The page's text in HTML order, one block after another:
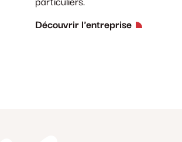
Découvrir l'entreprise